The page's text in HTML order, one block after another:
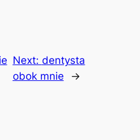
Next: dentysta
obok mnie
→